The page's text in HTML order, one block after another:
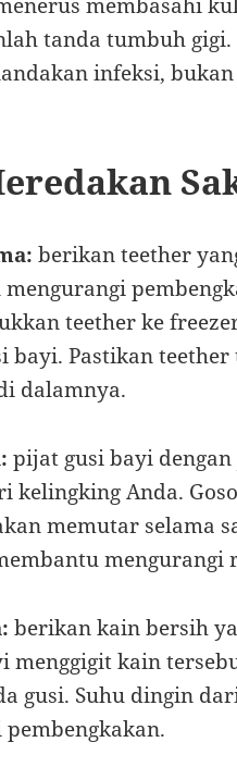
tanda tumbuh
infeksi,
berikan teether
teether ke
bayi. Pastikan
dalamnya.
pijat gusi bayi
kelingking Anda.
memutar selama
mengurangi
berikan kain bersih
menggigit kain
gusi. Suhu dingin